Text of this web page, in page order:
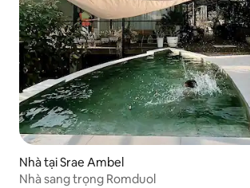
Nhà tại Srae Ambel
Nhà sang trọng Romduol